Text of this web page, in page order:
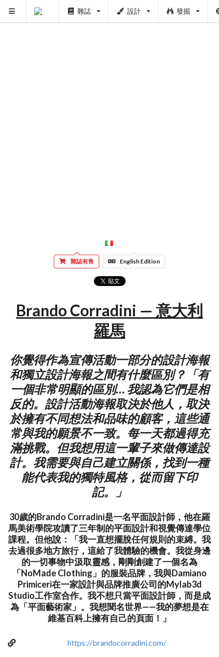
雜誌 設計 發掘
雜誌有售 English Edition
Brando Corradini — 意大利
羅馬
你覺得作為宣傳活動一部分的設計海報
和獨立設計海報之間有什麼區別？「有
一個非常明顯的區別… 我認為它們是相
反的。設計活動海報取決於他人，取決
於擁有不同想法和品味的顧客，這些通
常與我的願景不一致。每一天都過得充
滿挑戰。但我想用這一輩子來做傳達設
計。我需要與自己建立關係，找到一種
能代表我的獨特風格，從而留下印
記。」
30歲的Brando Corradini是一名平面設計師，他在羅
馬美術學院攻讀了三年制的平面設計和視覺傳達學位
課程。但他說：「我一直想擺脫任何規則的束縛。我
去過很多地方旅行，這給了我體驗的機會。我從身邊
的一切事物中汲取靈感，剛剛創建了一個名為
「NoMade Clothing」的服裝品牌，我與Damiano
Primiceri在一家設計與品牌推廣公司的Mylab3d
Studio工作室合作。我不想只當平面設計師，而是成
為「平面藝術家」。我想聞名世界——我的夢想是在
維基百科上擁有自己的頁面！」
https://brandocorradini.com/